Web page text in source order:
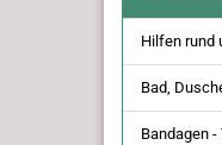
Hilfen rund
Bad,
Bandagen -